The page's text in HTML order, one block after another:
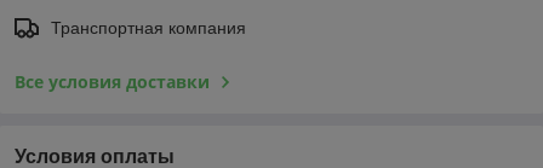
Транспортная компания
Все условия доставки
Условия оплаты